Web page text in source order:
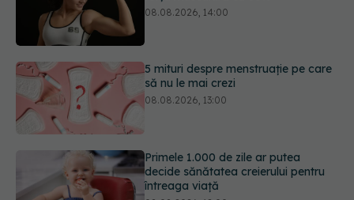
5 mituri despre menstruație pe care
Primele 1.000 de zile ar putea
08.08.2026, 12:00
Analiza de sânge AST (SGOT): ce